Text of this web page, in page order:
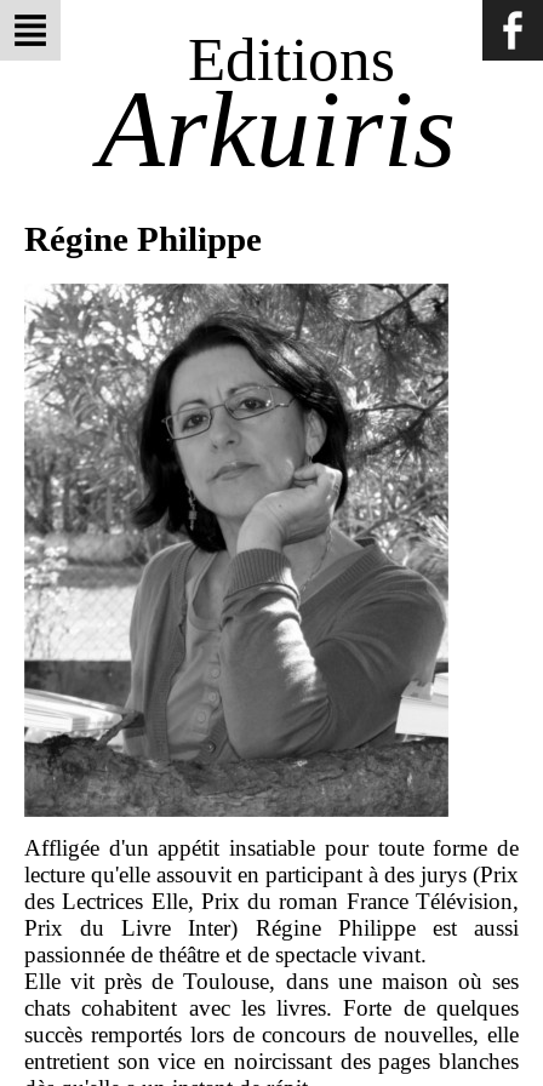
Editions
Arkuiris
Régine Philippe
Affligée d'un appétit insatiable pour toute forme de
lecture qu'elle assouvit en participant à des jurys (Prix
des Lectrices Elle, Prix du roman France Télévision,
Prix du Livre Inter) Régine Philippe est aussi
passionnée de théâtre et de spectacle vivant.
Elle vit près de Toulouse, dans une maison où ses
chats cohabitent avec les livres. Forte de quelques
succès remportés lors de concours de nouvelles, elle
entretient son vice en noircissant des pages blanches